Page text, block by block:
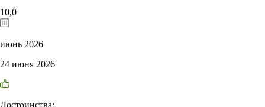
10,0
июнь 2026
24 июня 2026
Достоинства: